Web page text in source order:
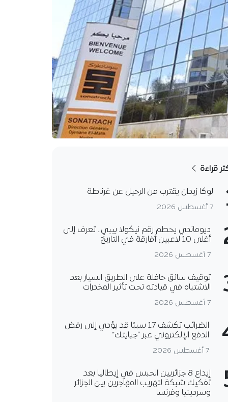
قراءة
لوكا زيدان يقترب من الرحيل عن غرناطة
7 أغسطس 2026
ديوماندي يحطم رقم نيكولا بيبي.. تعرف إلى
أغلى 10 لاعبين أفارقة في التاريخ
7 أغسطس 2026
توقيف سائق حافلة على الطريق السيار بعد
الاشتباه في قيادته تحت تأثير المخدرات
7 أغسطس 2026
الضرائب تكشف 17 سببًا قد يؤدي إلى رفض
الدفع الإلكتروني عبر “جبايتك”
7 أغسطس 2026
إيداع 8 جزائريين الحبس في إيطاليا بعد
تفكيك شبكة لتهريب المهاجرين بين الجزائر
وسردينيا وفرنسا